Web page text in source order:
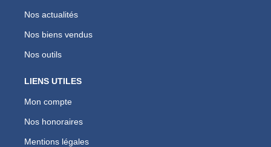
Nos actualités
Nos biens vendus
Nos outils
LIENS UTILES
Mon compte
Nos honoraires
Mentions légales